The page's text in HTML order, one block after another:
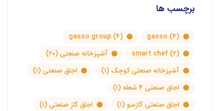
برچسب ها
gasso (۴) gasso group (۴)
smart chef (۲) آشپزخانه صنعتی(۲۰)
آشپزخانه صنعتی کوچک (۱) اجاق صنعتی(۱)
اجاق صنعتی ۴ شعله
(۱)
اجاق صنعتی گازسو (۱) اجاق گاز صنعتی(۱)